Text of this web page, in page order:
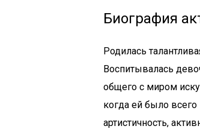
Биография
Родилась
Воспитывалась
общего с миром
когда ей было
артистичность,